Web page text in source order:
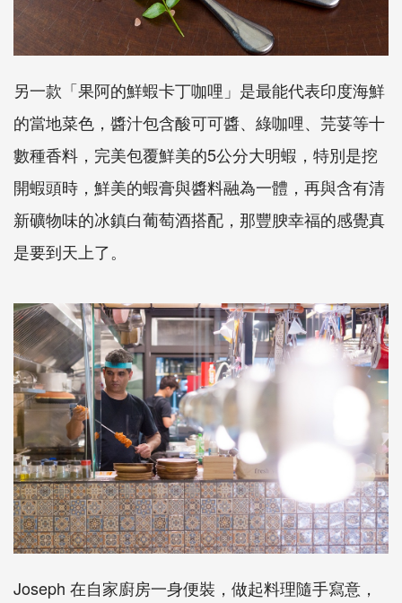
另一款「果阿的鮮蝦卡丁咖哩」是最能代表印度海鮮
的當地菜色，醬汁包含酸可可醬、綠咖哩、芫荽等十
數種香料，完美包覆鮮美的5公分大明蝦，特別是挖
開蝦頭時，鮮美的蝦膏與醬料融為一體，再與含有清
新礦物味的冰鎮白葡萄酒搭配，那豐腴幸福的感覺真
是要到天上了。
Joseph 在自家廚房一身便裝，做起料理隨手寫意，